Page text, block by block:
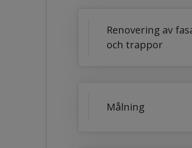
Renovering av
och trappor
Målning